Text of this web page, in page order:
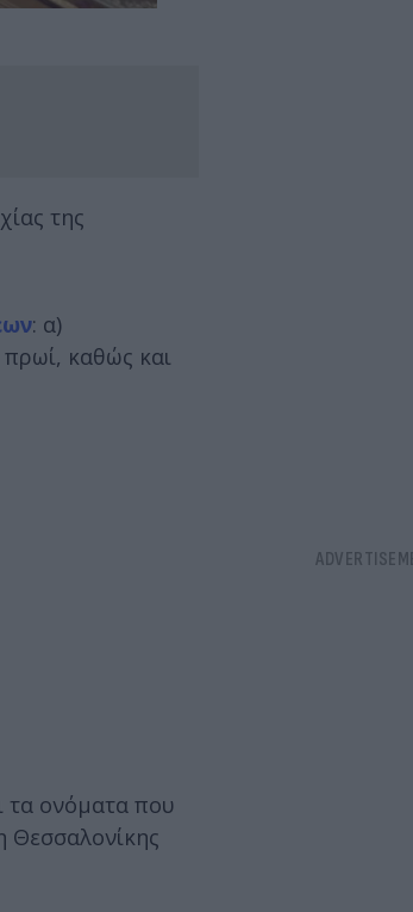
της
: α)
καθώς και
τα ονόµατα που
Θεσσαλονίκης